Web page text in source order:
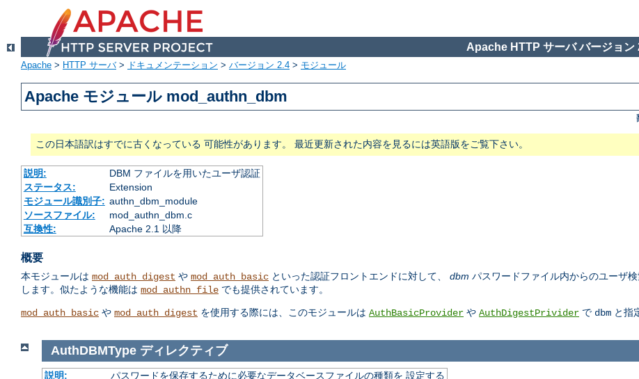
Apache HTTP サーバ バージョン
Apache > HTTP サーバ> ドキュメンテーション > バージョン 2.4 > モジュール
Apache モジュール mod_authn_dbm
この日本語訳はすでに古くなっている 可能性があります。 最近更新された内容を見るには英語版をご覧下さい。
説明:
DBM ファイルを用いたユーザ認証
ステータス:
Extension
モジュール識別子: authn_dbm_module
ソースファイル:
mod_authn_dbm.c
互換性:
Apache 2.1 以降
概要
本モジュールは mod_auth_digest や mod_auth_basic といった認証フロントエンドに対して、 dbm パスワードファイル内からのユーザ
します。似たような機能は mod_authn_file でも提供されています。
mod_auth_basic や mod_auth_digest を使用する際には、このモジュールは AuthBasicProvider や AuthDigestPrivider で dbm と指
AuthDBMType ディレクティブ
説明:
パスワードを保存するために必要なデータベースファイルの種類を 設定する